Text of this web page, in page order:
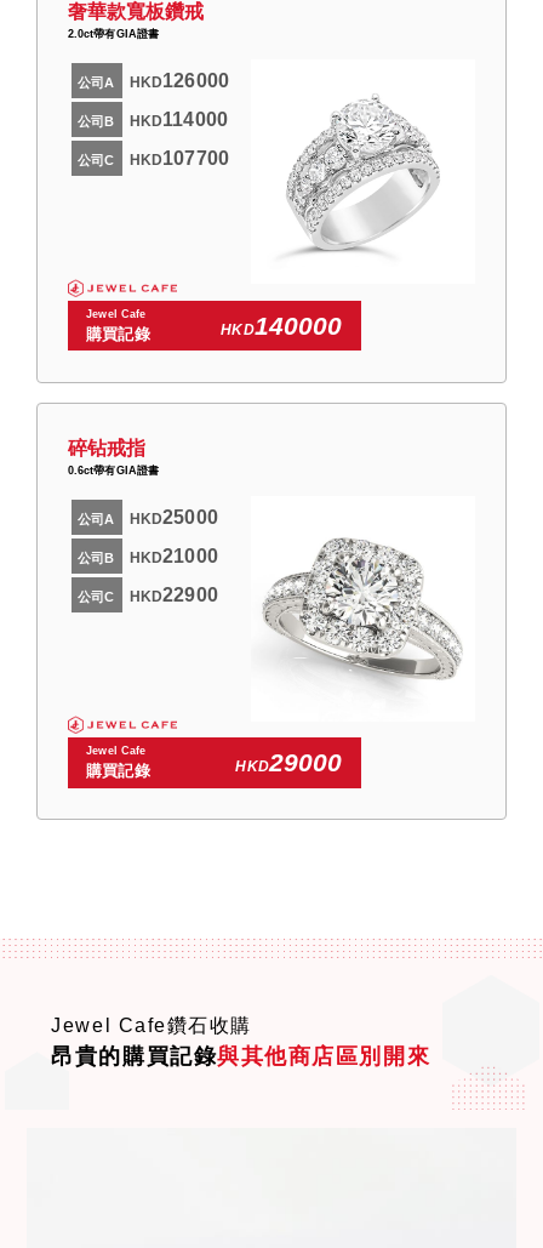
奢華款寬板鑽戒
2.0ct帶有GIA證書
公司A HKD126000
公司B HKD114000
公司C HKD107700
Jewel Cafe
購買記錄 HKD140000
碎钻戒指
0.6ct帶有GIA證書
公司A HKD25000
公司B HKD21000
公司C HKD22900
Jewel Cafe
購買記錄 HKD29000
Jewel Cafe鑽石收購
昂貴的購買記錄與其他商店區別開來